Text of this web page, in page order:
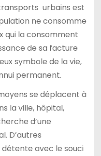
urbains est
ne consomme
qui la consomment
de sa facture
symbole de la vie,
permanent.
se déplacent à
la ville, hôpital,
d’une
D’autres
avec le souci